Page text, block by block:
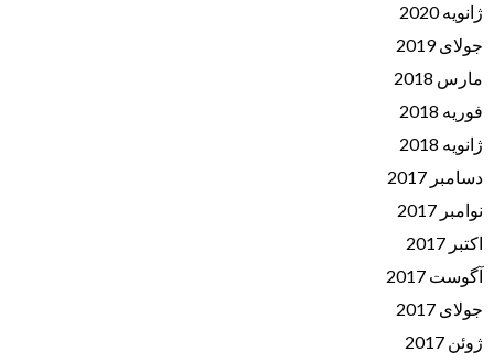
ژانویه 2020
جولای 2019
مارس 2018
فوریه 2018
ژانویه 2018
دسامبر 2017
نوامبر 2017
اکتبر 2017
آگوست 2017
جولای 2017
ژوئن 2017